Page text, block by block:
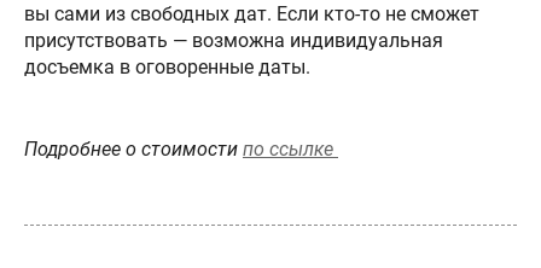
вы сами из свободных дат. Если кто-то не сможет
присутствовать — возможна индивидуальная
досъемка в оговоренные даты.
Подробнее о стоимости по ссылке